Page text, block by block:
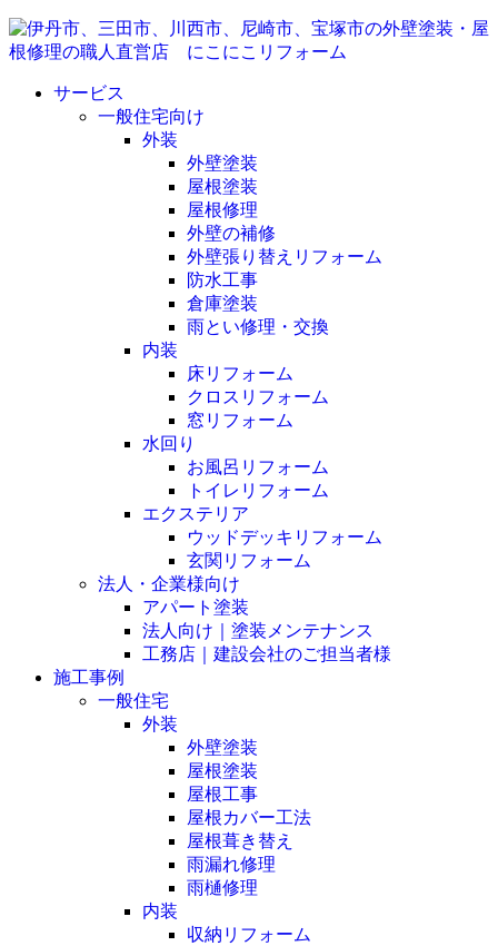
サービス
一般住宅向け
外装
外壁塗装
屋根塗装
屋根修理
外壁の補修
外壁張り替えリフォーム
防水工事
倉庫塗装
雨とい修理・交換
内装
床リフォーム
クロスリフォーム
窓リフォーム
水回り
お風呂リフォーム
トイレリフォーム
エクステリア
ウッドデッキリフォーム
玄関リフォーム
法人・企業様向け
アパート塗装
法人向け｜塗装メンテナンス
工務店｜建設会社のご担当者様
施工事例
一般住宅
外装
外壁塗装
屋根塗装
屋根工事
屋根カバー工法
屋根葺き替え
雨漏れ修理
雨樋修理
内装
収納リフォーム